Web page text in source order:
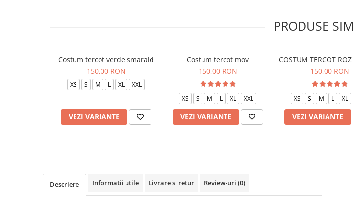
Tricouri de lucru
PRODUSE
Costum tercot verde smarald
150,00 RON
XS S M L XL XXL
VEZI VARIANTE
Costum tercot mov
150,00 RON
XS S M L XL XXL
VEZI VARIANTE
COSTUM TERCOT
150,00 RON
XS S M L XL
VEZI VARIANTE
Descriere Informatii utile Livrare si retur Review-uri (0)